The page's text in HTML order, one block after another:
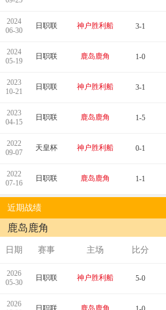
2024
06-30
日职联 神户胜利船 3-1
2024
05-19
日职联 鹿岛鹿角 1-0
2023
10-21
日职联 神户胜利船 3-1
2023
04-15
日职联 鹿岛鹿角 1-5
2022
09-07
天皇杯 神户胜利船 0-1
2022
07-16
日职联 鹿岛鹿角 1-1
近期战绩
鹿岛鹿角
日期 赛事 主场 比分
2026
05-30
日职联 神户胜利船 5-0
2026
日职联 鹿岛鹿角